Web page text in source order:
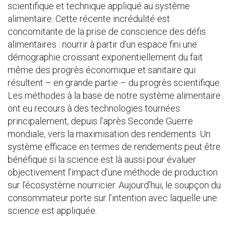
scientifique et technique appliqué au système
alimentaire. Cette récente incrédulité est
concomitante de la prise de conscience des défis
alimentaires : nourrir à partir d’un espace fini une
démographie croissant exponentiellement du fait
même des progrès économique et sanitaire qui
résultent – en grande partie – du progrès scientifique.
Les méthodes à la base de notre système alimentaire
ont eu recours à des technologies tournées
principalement, depuis l’après Seconde Guerre
mondiale, vers la maximisation des rendements. Un
système efficace en termes de rendements peut être
bénéfique si la science est là aussi pour évaluer
objectivement l’impact d’une méthode de production
sur l’écosystème nourricier. Aujourd’hui, le soupçon du
consommateur porte sur l’intention avec laquelle une
science est appliquée.